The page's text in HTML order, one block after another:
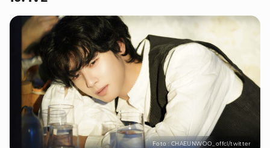
Foto : CHAEUNWOO_offcl/twitter